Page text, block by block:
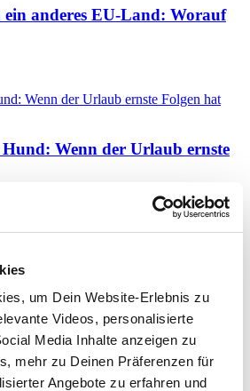
um Dein Website-Erlebnis zu
Videos, personalisierte
Media Inhalte anzeigen zu
mehr zu Deinen Präferenzen für
Angebote zu erfahren und
anderes EU-Land: Worauf
Wenn der Urlaub ernste
im Urlaub: Worauf sollte